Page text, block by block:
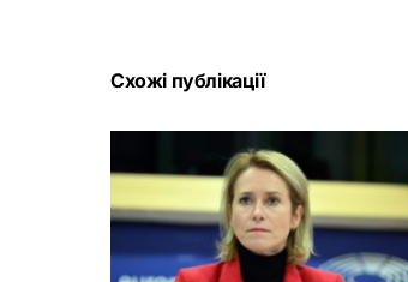
Схожі публікації